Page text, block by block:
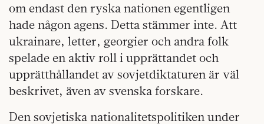
om endast den ryska nationen egentligen
hade någon agens. Detta stämmer inte. Att
ukrainare, letter, georgier och andra folk
spelade en aktiv roll i upprättandet och
upprätthållandet av sovjetdiktaturen är väl
beskrivet, även av svenska forskare.
Den sovjetiska nationalitetspolitiken under